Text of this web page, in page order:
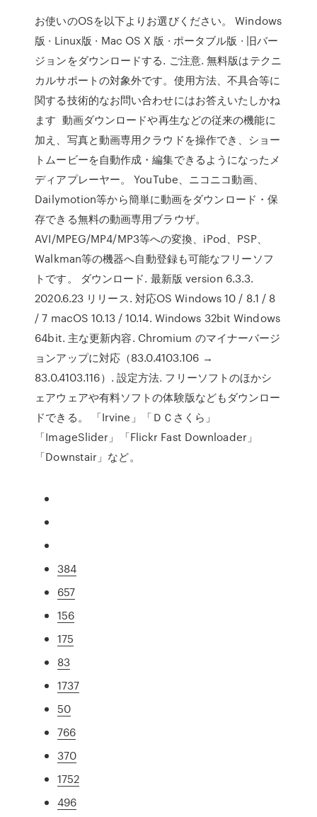
お使いのOSを以下よりお選びください。 Windows
版 · Linux版 · Mac OS X 版 · ポータブル版 · 旧バー
ジョンをダウンロードする. ご注意. 無料版はテクニ
カルサポートの対象外です。使用方法、不具合等に
関する技術的なお問い合わせにはお答えいたしかね
ます 動画ダウンロードや再生などの従来の機能に
加え、写真と動画専用クラウドを操作でき、ショー
トムービーを自動作成・編集できるようになったメ
ディアプレーヤー。 YouTube、ニコニコ動画、
Dailymotion等から簡単に動画をダウンロード・保
存できる無料の動画専用ブラウザ。
AVI/MPEG/MP4/MP3等への変換、iPod、PSP、
Walkman等の機器へ自動登録も可能なフリーソフ
トです。 ダウンロード. 最新版 version 6.3.3.
2020.6.23 リリース. 対応OS Windows 10 / 8.1 / 8
/ 7 macOS 10.13 / 10.14. Windows 32bit Windows
64bit. 主な更新内容. Chromium のマイナーバージ
ョンアップに対応（83.0.4103.106 →
83.0.4103.116）. 設定方法. フリーソフトのほかシ
ェアウェアや有料ソフトの体験版などもダウンロー
ドできる。 「Irvine」「ＤＣさくら」
「ImageSlider」「Flickr Fast Downloader」
「Downstair」など。
384
657
156
175
83
1737
50
766
370
1752
496